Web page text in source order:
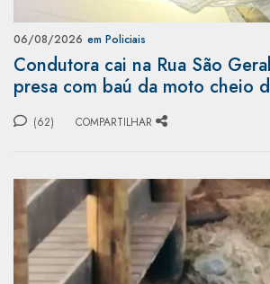
06/08/2026 em Policiais
Condutora cai na Rua São
presa com baú da moto cheio
(62) COMPARTILHAR